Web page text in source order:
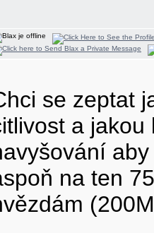
se zeptat
a
na ten